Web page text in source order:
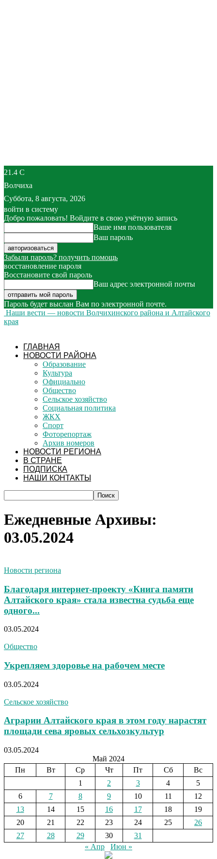
21.4 C
Волчиха
Суббота, 8 августа, 2026
войти в систему
Добро пожаловать! Войдите в свою учётную запись
Ваше имя пользователя
Ваш пароль
Забыли пароль? получить помощь
восстановление пароля
Восстановите свой пароль
Ваш адрес электронной почты
Пароль будет выслан Вам по электронной почте.
Наши вести — новости Волчихинского района и Алтайского
края
ГЛАВНАЯ
НОВОСТИ РАЙОНА
Образование
Культура
Официально
Общество
Сельское хозяйство
Социальная политика
ЖКХ
Спорт
Фоторепортаж
Архив номеров
НОВОСТИ РЕГИОНА
В СТРАНЕ
ПОДПИСКА
НАШИ КОНТАКТЫ
Ежедневные Архивы:
03.05.2024
Новости региона
Благодаря интернет-проекту «Книга памяти
Алтайского края» стала известна судьба еще
одного...
03.05.2024
Общество
Укрепляем здоровье на рабочем месте
03.05.2024
Сельское хозяйство
Аграрии Алтайского края в этом году нарастят
площади сева яровых сельхозкультур
03.05.2024
Май 2024
Пн
Вт Ср Чт Пт Сб
Вс
1
2 3 4
5
6
7 8 9 10 11
12
13
14 15 16 17 18
19
20
21 22 23 24 25
26
27
28 29 30
31
« Апр
Июн »